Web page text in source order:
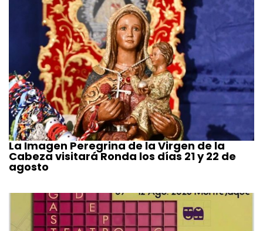
La Imagen Peregrina de la Virgen de la
Cabeza visitará Ronda los días 21 y 22 de
agosto